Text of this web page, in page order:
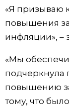
Культура
Жизнь
Технологии
Токио
«Я призываю
повышения
инфляции», –
«Мы
подчеркнула
повышению
тому, что